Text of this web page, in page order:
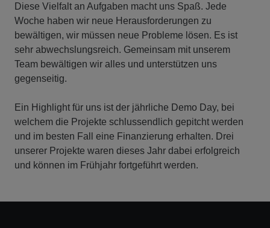
Diese Vielfalt an Aufgaben macht uns Spaß. Jede
Woche haben wir neue Herausforderungen zu
bewältigen, wir müssen neue Probleme lösen. Es ist
sehr abwechslungsreich. Gemeinsam mit unserem
Team bewältigen wir alles und unterstützen uns
gegenseitig.
Ein Highlight für uns ist der jährliche Demo Day, bei
welchem die Projekte schlussendlich gepitcht werden
und im besten Fall eine Finanzierung erhalten. Drei
unserer Projekte waren dieses Jahr dabei erfolgreich
und können im Frühjahr fortgeführt werden.